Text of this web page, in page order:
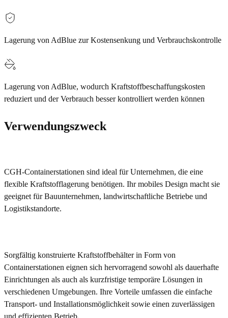
Lagerung von AdBlue zur Kostensenkung und Verbrauchskontrolle
Lagerung von AdBlue, wodurch Kraftstoffbeschaffungskosten
reduziert und der Verbrauch besser kontrolliert werden können
Verwendungszweck
CGH-Containerstationen sind ideal für Unternehmen, die eine
flexible Kraftstofflagerung benötigen. Ihr mobiles Design macht sie
geeignet für Bauunternehmen, landwirtschaftliche Betriebe und
Logistikstandorte.
Sorgfältig konstruierte Kraftstoffbehälter in Form von
Containerstationen eignen sich hervorragend sowohl als dauerhafte
Einrichtungen als auch als kurzfristige temporäre Lösungen in
verschiedenen Umgebungen. Ihre Vorteile umfassen die einfache
Transport- und Installationsmöglichkeit sowie einen zuverlässigen
und effizienten Betrieb.